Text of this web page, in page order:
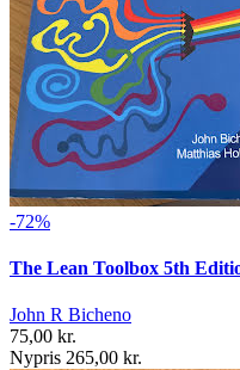
-72%
The Lean Toolbox 5th
John R Bicheno
75,00 kr.
Nypris 265,00 kr.